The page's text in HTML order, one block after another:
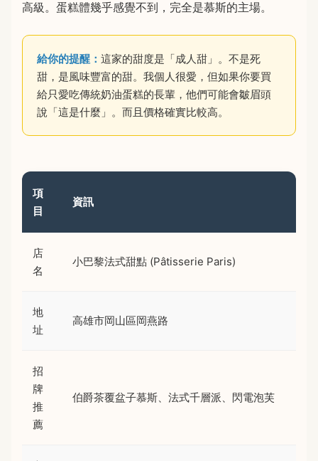
高級。蛋糕體幾乎感覺不到，完全是慕斯的主場。
給你的提醒： 這家的甜度是「成人甜」。不是死
甜，是風味豐富的甜。我個人很愛，但如果你要買
給只愛吃傳統奶油蛋糕的長輩，他們可能會皺眉頭
說「這是什麼」。而且價格確實比較高。
項
目
資訊
店
名
小巴黎法式甜點 (Pâtisserie Paris)
地
址
高雄市岡山區岡燕路
招
牌
推
薦
伯爵茶覆盆子慕斯、法式千層派、閃電泡芙